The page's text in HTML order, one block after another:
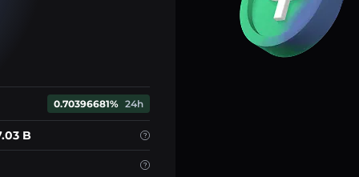
0.70396681% 24h
B